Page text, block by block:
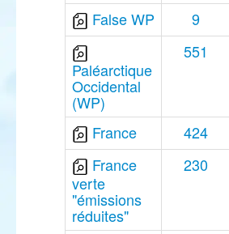
False WP
9
Paléarctique
Occidental
(WP)
551
France 424
France
verte
"émissions
réduites"
230